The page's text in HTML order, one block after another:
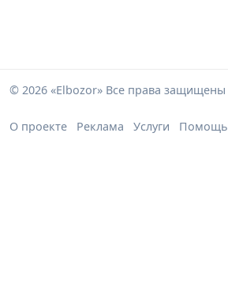
© 2026 «Elbozor» Все права защищены
О проекте Реклама Услуги Помощь